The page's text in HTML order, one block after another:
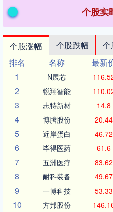
个股实
个股涨幅 个股跌幅 个
排名
名称 最新
1
N展芯
2 锐翔智能
3 志特新材 14.8
4 博腾股份 20.44
5 近岸蛋白 46.72
6 毕得医药 61.6
7 五洲医疗 83.62
8 耐科装备 49.67
9 一博科技 53.33
10 方邦股份